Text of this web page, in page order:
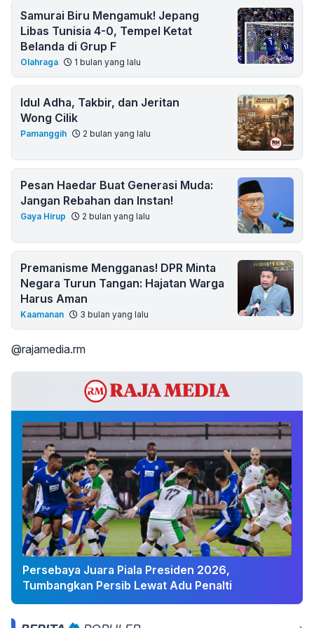
Samurai Biru Mengamuk! Jepang
Libas Tunisia 4-0, Tempel Ketat
Belanda di Grup F
Olahraga 1 bulan yang lalu
Idul Adha, Takbir, dan Jeritan
Wong Cilik
Pamanggih 2 bulan yang lalu
Pesan Haedar Buat Generasi Muda:
Jangan Rebahan dan Instan!
Gaya Hirup 2 bulan yang lalu
Premanisme Mengganas! DPR Minta
Negara Turun Tangan: Hajatan Warga
Harus Aman
Kaamanan 3 bulan yang lalu
@rajamedia.rm
Persebaya Juara Piala Presiden 2026,
Tumbangkan Persib Lewat Adu Penalti